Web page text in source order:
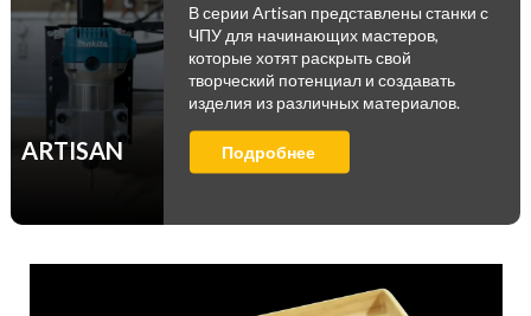
ARTISAN
В серии Artisan представлены станки с
ЧПУ для начинающих мастеров,
которые хотят раскрыть свой
творческий потенциал и создавать
изделия из различных материалов.
Подробнее